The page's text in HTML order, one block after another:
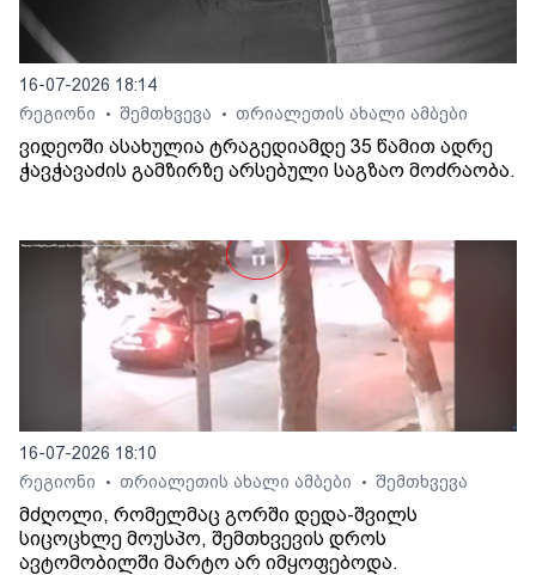
16-07-2026 18:14
რეგიონი
• შემთხვევა • თრიალეთის ახალი ამბები
ვიდეოში ასახულია ტრაგედიამდე 35 წამით ადრე
ჭავჭავაძის გამზირზე არსებული საგზაო მოძრაობა.
16-07-2026 18:10
რეგიონი
• თრიალეთის ახალი ამბები • შემთხვევა
მძღოლი, რომელმაც გორში დედა-შვილს
სიცოცხლე მოუსპო, შემთხვევის დროს
ავტომობილში მარტო არ იმყოფებოდა.